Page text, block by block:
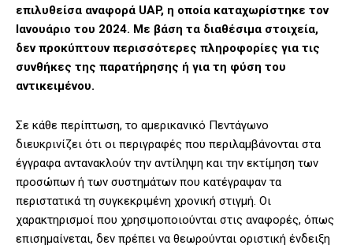
επιλυθείσα αναφορά UAP, η οποία καταχωρίστηκε τον
Ιανουάριο του 2024. Με βάση τα διαθέσιμα στοιχεία,
δεν προκύπτουν περισσότερες πληροφορίες για τις
συνθήκες της παρατήρησης ή για τη φύση του
αντικειμένου.
Σε κάθε περίπτωση, το αμερικανικό Πεντάγωνο
διευκρινίζει ότι οι περιγραφές που περιλαμβάνονται στα
έγγραφα αντανακλούν την αντίληψη και την εκτίμηση των
προσώπων ή των συστημάτων που κατέγραψαν τα
περιστατικά τη συγκεκριμένη χρονική στιγμή. Οι
χαρακτηρισμοί που χρησιμοποιούνται στις αναφορές, όπως
επισημαίνεται, δεν πρέπει να θεωρούνται οριστική ένδειξη